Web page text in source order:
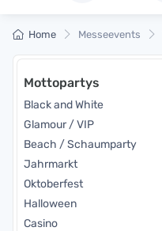
Home Messeevents
Mottopartys
Black and White
Glamour / VIP
Beach / Schaumparty
Jahrmarkt
Oktoberfest
Halloween
Casino